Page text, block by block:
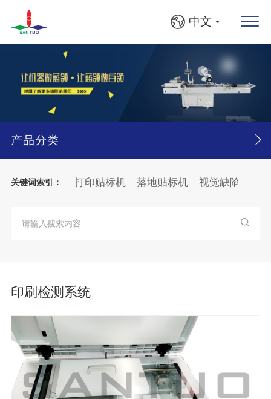
中文
产品分类
关键词索引：
贴标机 在线打印贴标机 落地贴标机 视觉缺陷检测系
印刷检测系统